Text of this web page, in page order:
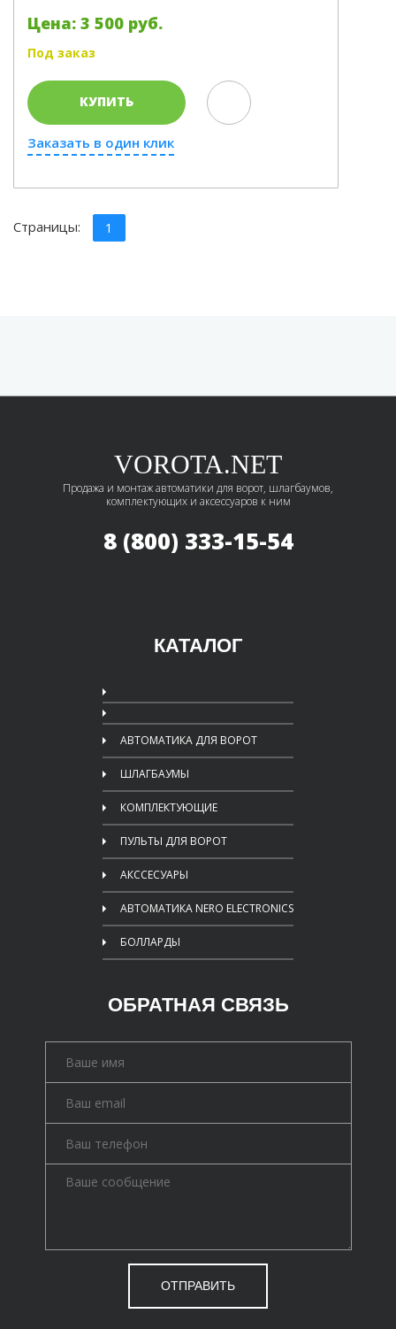
Цена: 3 500 руб.
Под заказ
КУПИТЬ
Заказать в один клик
Страницы: 1
VOROTA.NET
Продажа и монтаж автоматики для ворот, шлагбаумов,
комплектующих и аксессуаров к ним
8 (800) 333-15-54
КАТАЛОГ
АВТОМАТИКА ДЛЯ ВОРОТ
ШЛАГБАУМЫ
КОМПЛЕКТУЮЩИЕ
ПУЛЬТЫ ДЛЯ ВОРОТ
АКССЕСУАРЫ
АВТОМАТИКА NERO ELECTRONICS
БОЛЛАРДЫ
ОБРАТНАЯ СВЯЗЬ
ОТПРАВИТЬ